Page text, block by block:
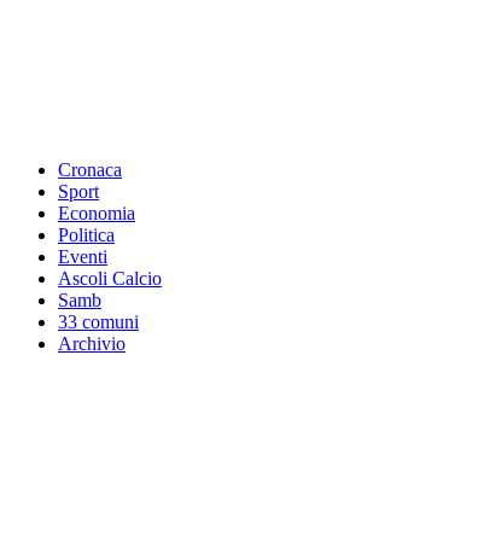
Cronaca
Sport
Economia
Politica
Eventi
Ascoli Calcio
Samb
33 comuni
Archivio